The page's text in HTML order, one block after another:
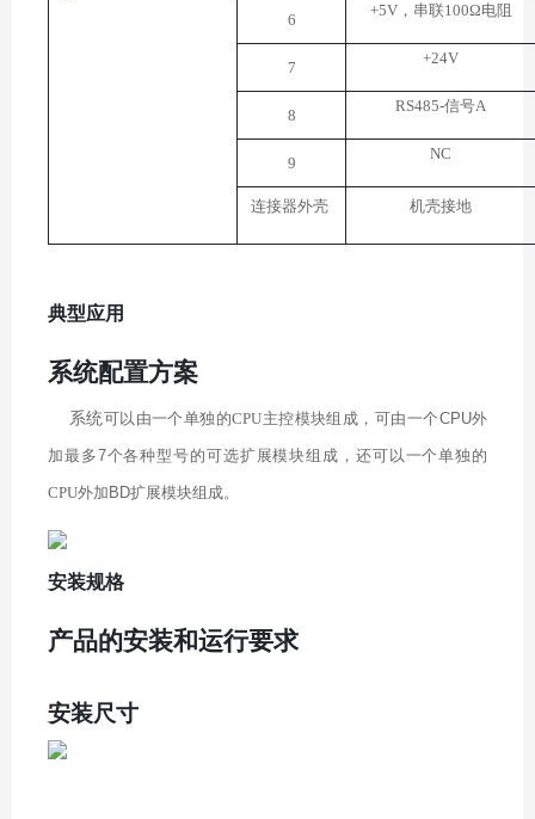
6
+5V，串联100Ω电阻
7
+24V
8
RS485-信号A
9
NC
连接器外壳 机壳接地
典型应用
系统配置方案
系统可以由一个单独的CPU主控模块组成，可由一个CPU外
加最多7个各种型号的可选扩展模块组成，还可以一个单独的
CPU外加 BD扩展模块组成。
安装规格
产品的安装和运行要求
安装尺寸